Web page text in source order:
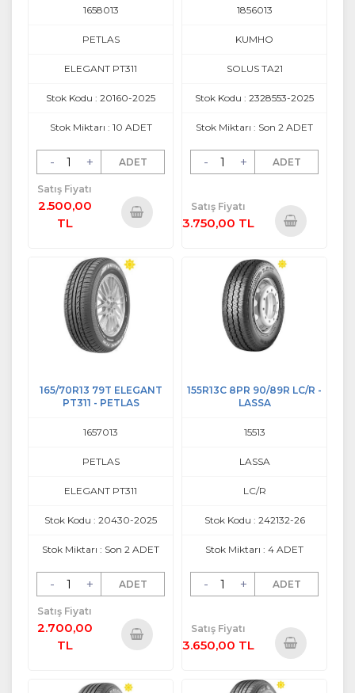
1658013
PETLAS
ELEGANT PT311
Stok Kodu : 20160-2025
Stok Miktarı : 10 ADET
- + ADET
Satış Fiyatı
2.500,00
TL
1856013
KUMHO
SOLUS TA21
Stok Kodu : 2328553-2025
Stok Miktarı : Son 2 ADET
- + ADET
Satış Fiyatı
3.750,00 TL
Ekle
165/70R13 79T ELEGANT
PT311 - PETLAS
1657013
PETLAS
ELEGANT PT311
Stok Kodu : 20430-2025
Stok Miktarı : Son 2 ADET
- + ADET
Satış Fiyatı
2.700,00
TL
155R13C 8PR 90/89R LC/R -
LASSA
15513
LASSA
LC/R
Stok Kodu : 242132-26
Stok Miktarı : 4 ADET
- + ADET
Satış Fiyatı
3.650,00 TL
Ekle